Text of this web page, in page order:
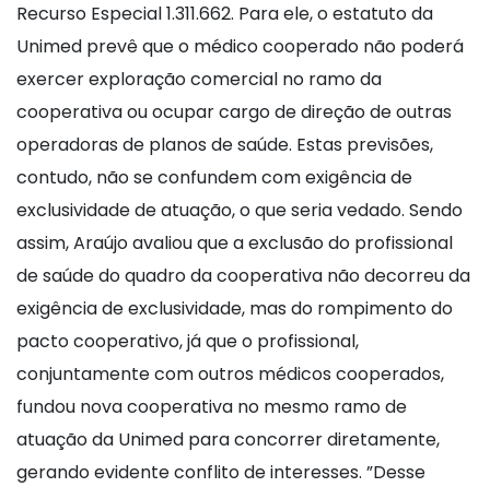
Recurso Especial 1.311.662. Para ele, o estatuto da
Unimed prevê que o médico cooperado não poderá
exercer exploração comercial no ramo da
cooperativa ou ocupar cargo de direção de outras
operadoras de planos de saúde. Estas previsões,
contudo, não se confundem com exigência de
exclusividade de atuação, o que seria vedado. Sendo
assim, Araújo avaliou que a exclusão do profissional
de saúde do quadro da cooperativa não decorreu da
exigência de exclusividade, mas do rompimento do
pacto cooperativo, já que o profissional,
conjuntamente com outros médicos cooperados,
fundou nova cooperativa no mesmo ramo de
atuação da Unimed para concorrer diretamente,
gerando evidente conflito de interesses. ”Desse